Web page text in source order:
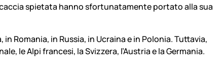
spietata hanno sfortunatamente portato alla sua
Romania, in Russia, in Ucraina e in Polonia. Tuttavia,
le Alpi francesi, la Svizzera, l’Austria e la Germania.